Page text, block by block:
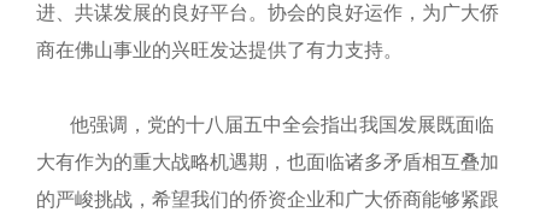
进、共谋发展的良好平台。协会的良好运作，为广大侨
商在佛山事业的兴旺发达提供了有力支持。
他强调，党的十八届五中全会指出我国发展既面临
大有作为的重大战略机遇期，也面临诸多矛盾相互叠加
的严峻挑战，希望我们的侨资企业和广大侨商能够紧跟